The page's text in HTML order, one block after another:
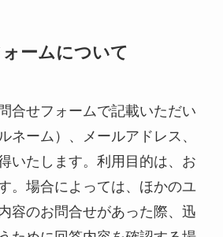
ームについて
合せフォームで記載いただい
ネーム）、メールアドレス、
いたします。利用目的は、お
。場合によっては、ほかのユ
容のお問合せがあった際、迅